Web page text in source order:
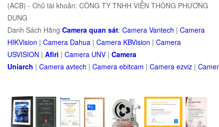
(ACB) - Chủ tài khoản: CÔNG TY TNHH VIỄN THÔNG PHƯƠNG
DUNG
Danh Sách Hãng Camera quan sát: Camera Vantech | Camera
HIKVision | Camera Dahua | Camera KBVision | Camera
USVISION | Afiri | Camera UNV | Camera
Uniarch | Camera avtech | Camera ebitcam | Camera ezviz |